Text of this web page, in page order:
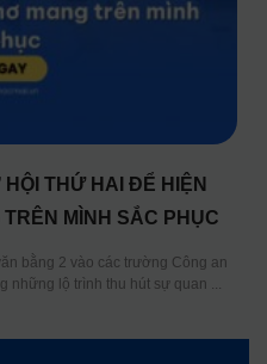
THỨ HAI ĐỂ HIỆN
MÌNH SẮC PHỤC
bằng 2 vào các trường Công an
những lộ trình thu hút sự quan